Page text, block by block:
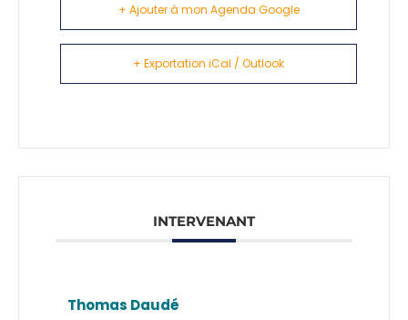
+ Ajouter à mon Agenda Google
+ Exportation iCal / Outlook
INTERVENANT
Thomas Daudé